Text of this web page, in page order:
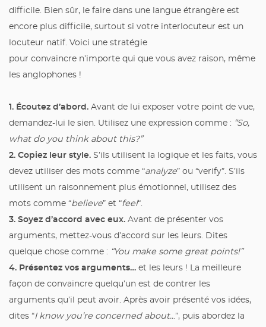
difficile. Bien sûr, le faire dans une langue étrangère est
encore plus difficile, surtout si votre interlocuteur est un
locuteur natif. Voici une stratégie
pour convaincre n’importe qui que vous avez raison, même
les anglophones !
1. Écoutez d’abord. Avant de lui exposer votre point de vue,
demandez-lui le sien. Utilisez une expression comme : “So,
what do you think about this?”
2. Copiez leur style. S’ils utilisent la logique et les faits, vous
devez utiliser des mots comme “analyze” ou “verify”. S’ils
utilisent un raisonnement plus émotionnel, utilisez des
mots comme “believe” et “feel“.
3. Soyez d’accord avec eux. Avant de présenter vos
arguments, mettez-vous d’accord sur les leurs. Dites
quelque chose comme : “You make some great points!”
4. Présentez vos arguments… et les leurs ! La meilleure
façon de convaincre quelqu’un est de contrer les
arguments qu’il peut avoir. Après avoir présenté vos idées,
dites “I know you’re concerned about...”, puis abordez la